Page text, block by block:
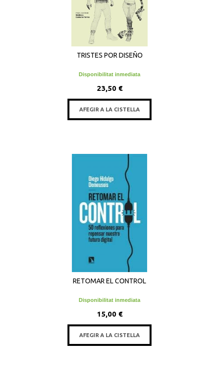
TRISTES POR DISEÑO
Disponibilitat inmediata
23,50 €
AFEGIR A LA CISTELLA
RETOMAR EL CONTROL
Disponibilitat inmediata
15,00 €
AFEGIR A LA CISTELLA